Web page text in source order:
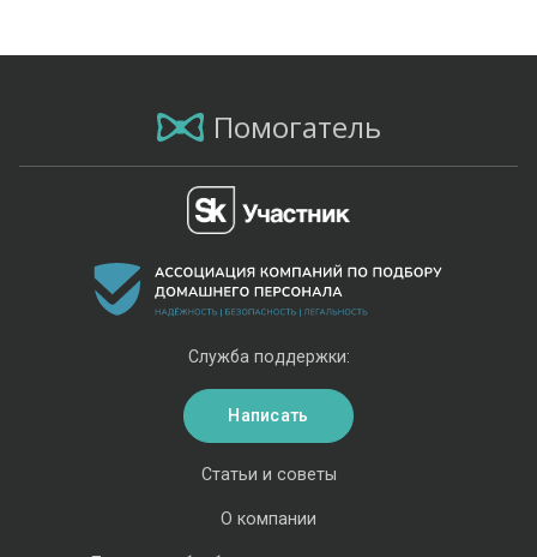
Помогатель
Статьи и советы
О компании
Служба поддержки:
Написать